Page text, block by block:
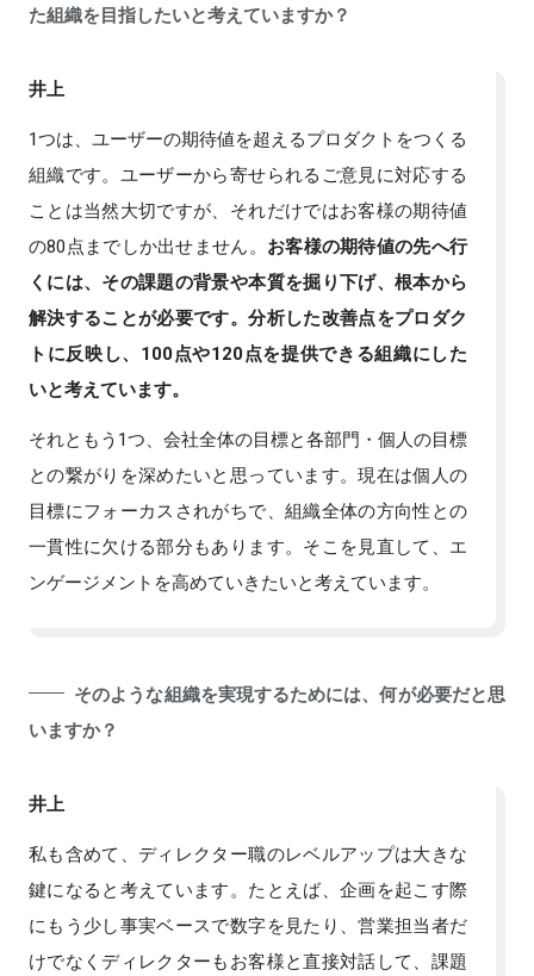
た組織を目指したいと考えていますか？
井上
1つは、ユーザーの期待値を超えるプロダクトをつくる
組織です。ユーザーから寄せられるご意見に対応する
ことは当然大切ですが、それだけではお客様の期待値
の80点までしか出せません。 お客様の期待値の先へ行
くには、その課題の背景や本質を掘り下げ、根本から
解決することが必要です。分析した改善点をプロダク
トに反映し、100点や120点を提供できる組織にした
いと考えています。
それともう1つ、会社全体の目標と各部門・個人の目標
との繋がりを深めたいと思っています。現在は個人の
目標にフォーカスされがちで、組織全体の方向性との
一貫性に欠ける部分もあります。そこを見直して、エ
ンゲージメントを高めていきたいと考えています。
そのような組織を実現するためには、何が必要だと思
いますか？
井上
私も含めて、ディレクター職のレベルアップは大きな
鍵になると考えています。たとえば、企画を起こす際
にもう少し事実ベースで数字を見たり、営業担当者だ
けでなくディレクターもお客様と直接対話して、課題